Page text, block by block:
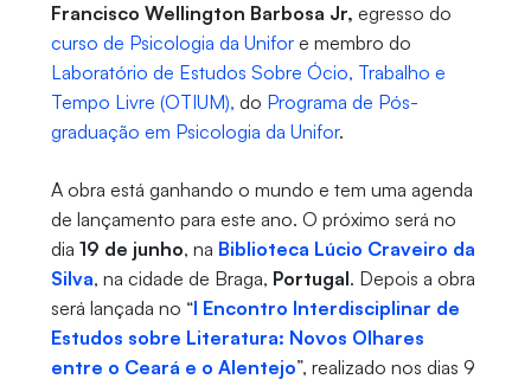
Francisco Wellington Barbosa Jr, egresso do
curso de Psicologia da Unifore membro do
Laboratório de Estudos Sobre Ócio, Trabalho e
Tempo Livre (OTIUM), do Programa de Pós-
graduação em Psicologia da Unifor.
A obra está ganhando o mundo e tem uma agenda
de lançamento para este ano. O próximo será no
dia 19 de junho, na Biblioteca Lúcio Craveiro da
Silva, na cidade de Braga, Portugal. Depois a obra
será lançada no “I Encontro Interdisciplinar de
Estudos sobre Literatura: Novos Olhares
entre o Ceará e o Alentejo”, realizado nos dias 9